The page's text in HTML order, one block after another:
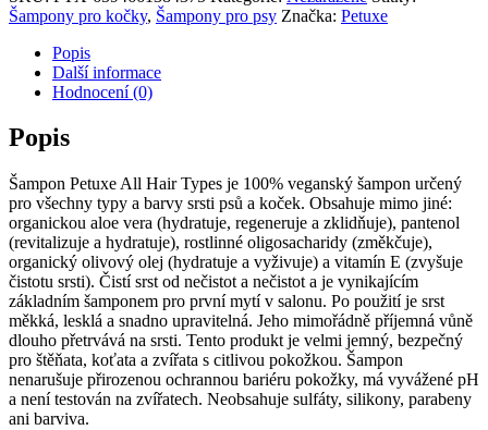
-
pro
všechny
srsti
množství
Šampony pro kočky, Šampony pro psy Značka: Petuxe
Popis
Další informace
Hodnocení (0)
Popis
Šampon Petuxe All Hair Types je 100% veganský šampon určený
pro všechny typy a barvy srsti psů a koček. Obsahuje mimo jiné:
organickou aloe vera (hydratuje, regeneruje a zklidňuje), pantenol
(revitalizuje a hydratuje), rostlinné oligosacharidy (změkčuje),
organický olivový olej (hydratuje a vyživuje) a vitamín E (zvyšuje
čistotu srsti). Čistí srst od nečistot a nečistot a je vynikajícím
základním šamponem pro první mytí v salonu. Po použití je srst
měkká, lesklá a snadno upravitelná. Jeho mimořádně příjemná vůně
dlouho přetrvává na srsti. Tento produkt je velmi jemný, bezpečný
pro štěňata, koťata a zvířata s citlivou pokožkou. Šampon
nenarušuje přirozenou ochrannou bariéru pokožky, má vyvážené pH
a není testován na zvířatech. Neobsahuje sulfáty, silikony, parabeny
ani barviva.